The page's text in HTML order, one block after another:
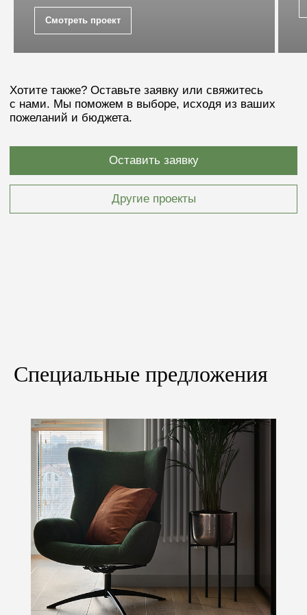
Смотреть проект
Специальные предложения
+7
Загрузить файл
Остались вопросы?
Не нашли нужный товар,
услугу или нужна
стоимость?
Мы с радостью ответим на все ваши вопросы.
Консультация бесплатно!
Обратный звонок